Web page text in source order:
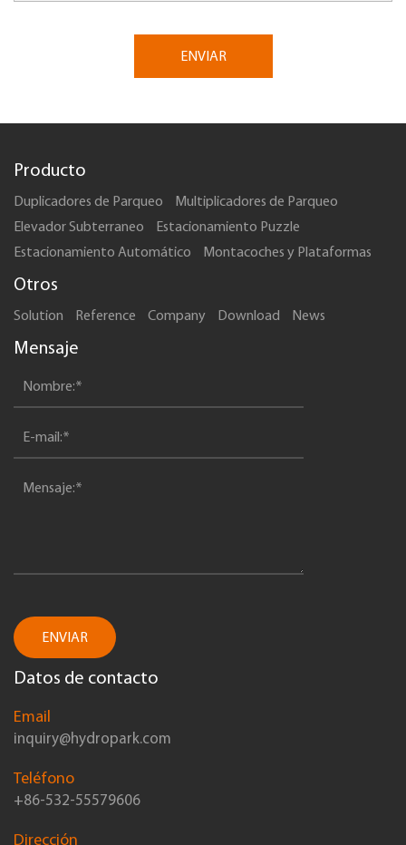
ENVIAR
Producto
Duplicadores de Parqueo
Multiplicadores de Parqueo
Elevador Subterraneo
Estacionamiento Puzzle
Estacionamiento Automático
Montacoches y Plataformas
Otros
Solution Reference Company Download News
Mensaje
ENVIAR
Datos de contacto
Email
inquiry@hydropark.com
Teléfono
+86-532-55579606
Dirección